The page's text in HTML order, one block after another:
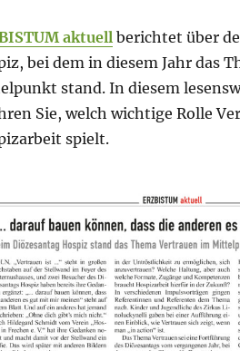
aktuell berichtet über
bei dem in diesem Jahr das
stand. In diesem
Sie, welch wichtige Rolle
spielt.